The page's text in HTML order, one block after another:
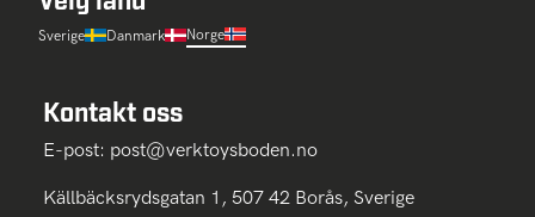
Sverige Danmark Norge
Kontakt oss
E-post: post@verktoysboden.no
Källbäcksrydsgatan 1, 507 42 Borås, Sverige